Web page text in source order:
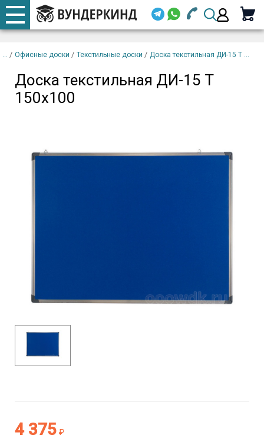
+7 920 668-08-98
+7 920 668-08-98
Email
Т 150х100
корзину
/ Офисные доски / Текстильные доски / Доска текстильная ДИ-15 Т ...
Доска текстильная ДИ-15 Т
150х100
4 375 ₽